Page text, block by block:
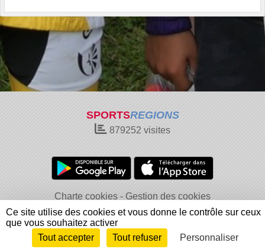
SPORTSREGIONS
879252 visites
Charte cookies
Gestion des cookies
Informations légales
Signaler un contenu inapproprié
Envie de participer ? Connexion
Ce site utilise des cookies et vous donne le contrôle sur ceux
que vous souhaitez activer
Tout accepter
Tout refuser Personnaliser